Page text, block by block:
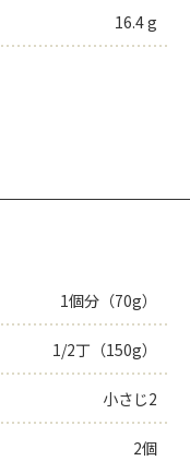
16.4 g
1個分（70g）
1/2丁（150g）
小さじ2
2個